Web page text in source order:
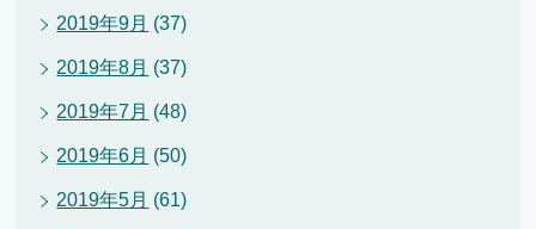
2019年9月 (37)
2019年8月 (37)
2019年7月 (48)
2019年6月 (50)
2019年5月 (61)